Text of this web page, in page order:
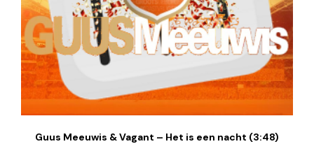
Guus Meeuwis & Vagant – Het is een nacht (3:48)